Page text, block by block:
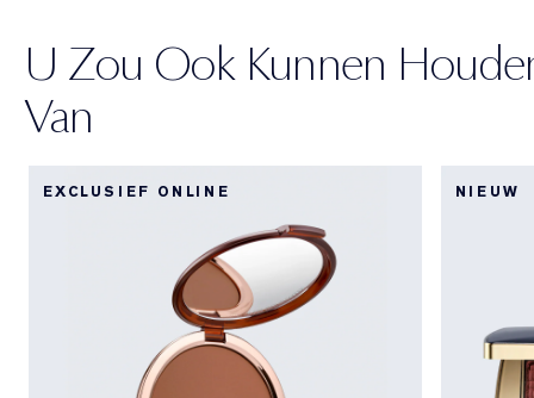
U Zou Ook Kunnen
Van
EXCLUSIEF ONLINE NIEUW